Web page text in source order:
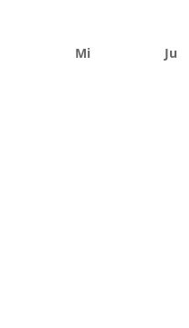
Mi Ju